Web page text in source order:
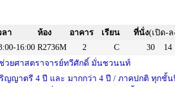
ลา ห้อง อาคาร เรียน ที่นั่ง(เปิด-ล
16:00 R2736M 2 C 30 14
วยศาสตราจารย์ทวีศักดิ์ มั่นชวนนท์
ญญาตรี 4 ปี และ มากกว่า 4 ปี / ภาคปกติ ทุกชั้น